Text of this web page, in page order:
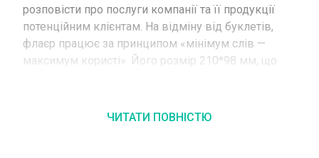
розповісти про послуги компанії та її продукції
потенційним клієнтам. На відміну від буклетів,
флаєр працює за принципом «мінімум слів —
максимум користі». Його розмір 210*98 мм, що
ЧИТАТИ ПОВНІСТЮ